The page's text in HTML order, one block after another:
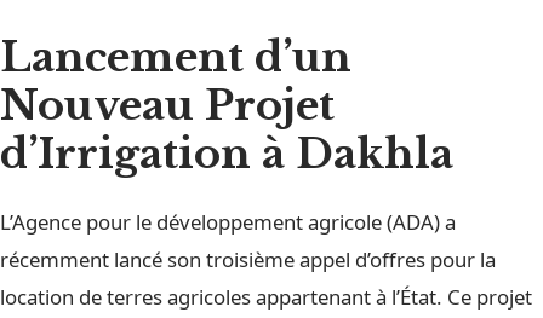
Lancement d’un
Nouveau Projet
d’Irrigation à Dakhla
L’Agence pour le développement agricole (ADA) a
récemment lancé son troisième appel d’offres pour la
location de terres agricoles appartenant à l’État. Ce projet